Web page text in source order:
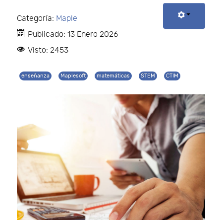
Categoría: Maple
Publicado: 13 Enero 2026
Visto: 2453
enseñanza Maplesoft matemáticas STEM CTIM